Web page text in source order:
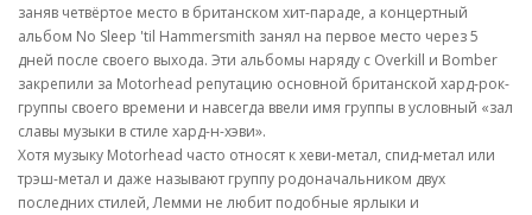
заняв четвёртое место в британском хит-параде, а концертный
альбом No Sleep 'til Hammersmith занял на первое место через 5
дней после своего выхода. Эти альбомы наряду с Overkill и Bomber
закрепили за Motorhead репутацию основной британской хард-рок-
группы своего времени и навсегда ввели имя группы в условный «зал
славы музыки в стиле хард-н-хэви».
Хотя музыку Motorhead часто относят к хеви-метал, спид-метал или
трэш-метал и даже называют группу родоначальником двух
последних стилей, Лемми не любит подобные ярлыки и